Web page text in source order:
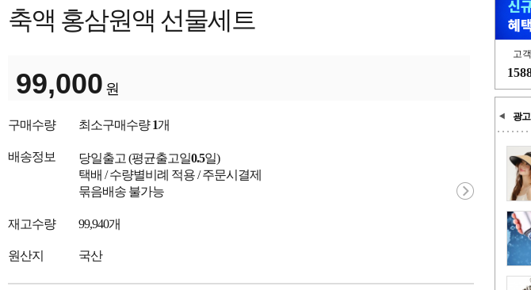
고
광고
축액 홍삼원액 선물세트
99,000 원
구매수량 최소구매수량1개
배송정보 당일출고 (평균출고일0.5일)
택배 / 수량별비례 적용 / 주문시결제
묶음배송 불가능
재고수량 99,940개
원산지 국산